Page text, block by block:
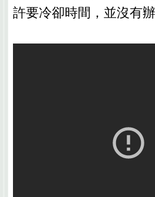
許要冷卻時間，並沒有